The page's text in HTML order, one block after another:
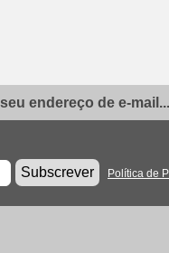
endereço de e-mail...
Subscrever
Política de